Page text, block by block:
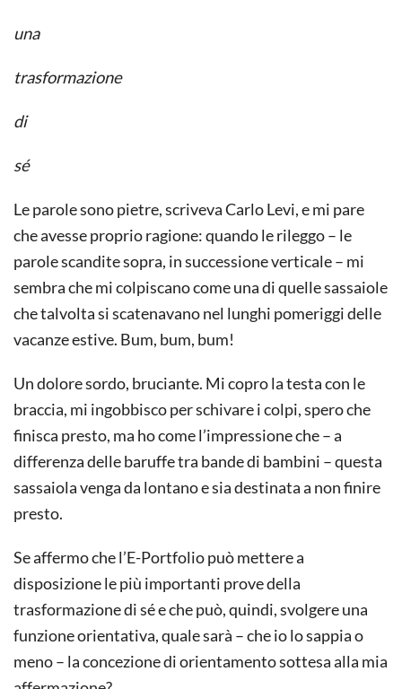
una
trasformazione
di
sé
Le parole sono pietre, scriveva Carlo Levi, e mi pare
che avesse proprio ragione: quando le rileggo – le
parole scandite sopra, in successione verticale – mi
sembra che mi colpiscano come una di quelle sassaiole
che talvolta si scatenavano nel lunghi pomeriggi delle
vacanze estive. Bum, bum, bum!
Un dolore sordo, bruciante. Mi copro la testa con le
braccia, mi ingobbisco per schivare i colpi, spero che
finisca presto, ma ho come l’impressione che – a
differenza delle baruffe tra bande di bambini – questa
sassaiola venga da lontano e sia destinata a non finire
presto.
Se affermo che l’E-Portfolio può mettere a
disposizione le più importanti prove della
trasformazione di sé e che può, quindi, svolgere una
funzione orientativa, quale sarà – che io lo sappia o
meno – la concezione di orientamento sottesa alla mia